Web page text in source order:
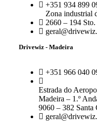
+351 934 899
Zona industrial
2660 – 194
Drivewiz - Madeira
+351 966 040
Estrada do
Madeira – 1.º
9060 – 382 Santa